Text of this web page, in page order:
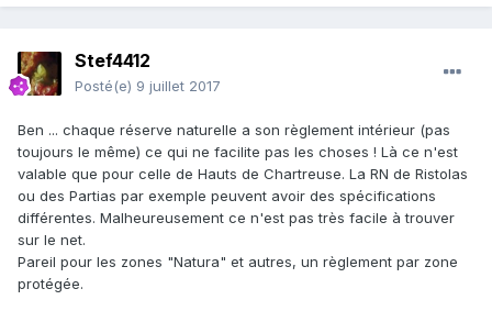
Stef4412
Posté(e) 9 juillet 2017
Ben ... chaque réserve naturelle a son règlement intérieur (pas
toujours le même) ce qui ne facilite pas les choses ! Là ce n'est
valable que pour celle de Hauts de Chartreuse. La RN de Ristolas
ou des Partias par exemple peuvent avoir des spécifications
différentes. Malheureusement ce n'est pas très facile à trouver
sur le net.
Pareil pour les zones "Natura" et autres, un règlement par zone
protégée.